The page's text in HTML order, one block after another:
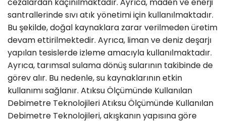
cezalardan kaçınılmaktadır. Ayrıca, maden ve enerji
santrallerinde sıvı atık yönetimi için kullanılmaktadır.
Bu şekilde, doğal kaynaklara zarar verilmeden üretim
devam ettirilmektedir. Ayrıca, liman ve deniz deşarjı
yapılan tesislerde izleme amacıyla kullanılmaktadır.
Ayrıca, tarımsal sulama dönüş sularının takibinde de
görev alır. Bu nedenle, su kaynaklarının etkin
kullanımı sağlanır. Atıksu Ölçümünde Kullanılan
Debimetre Teknolojileri Atıksu Ölçümünde Kullanılan
Debimetre Teknolojileri, akışkanın yapısına göre